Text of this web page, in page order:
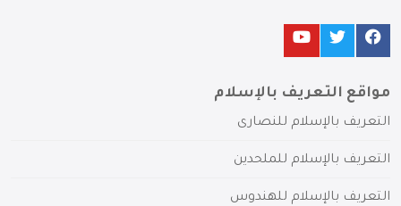
مواقع التعريف بالإسلام
التعريف بالإسلام للنصارى
التعريف بالإسلام للملحدين
التعريف بالإسلام للهندوس